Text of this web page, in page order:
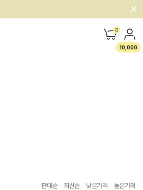
0
10,000
판매순 최신순 낮은가격 높은가격